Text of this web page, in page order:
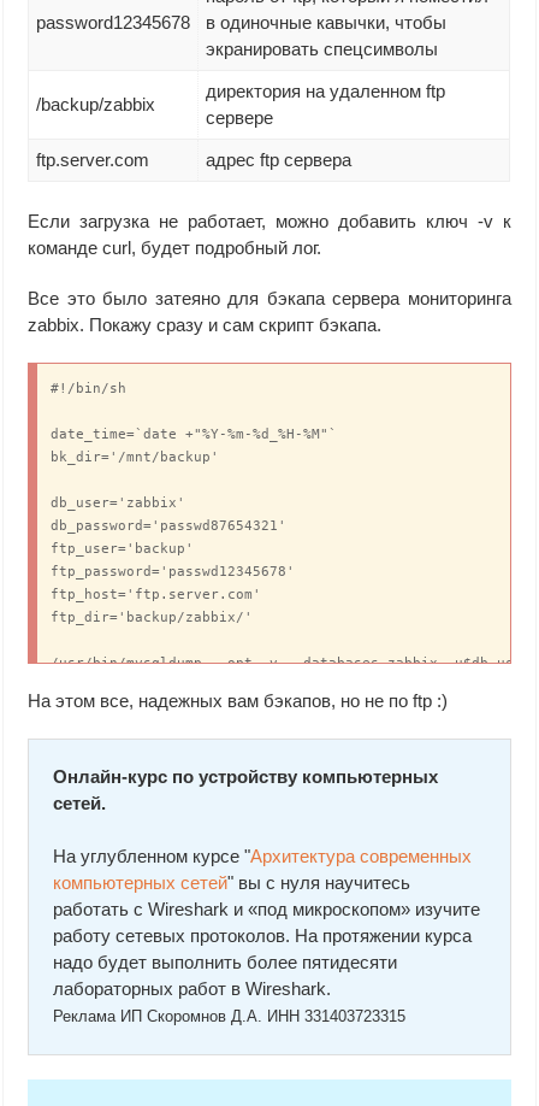
password12345678
в одиночные кавычки, чтобы
экранировать спецсимволы
/backup/zabbix
директория на удаленном ftp
сервере
ftp.server.com адрес ftp сервера
Если загрузка не работает, можно добавить ключ -v к
команде curl, будет подробный лог.
Все это было затеяно для бэкапа сервера мониторинга
zabbix. Покажу сразу и сам скрипт бэкапа.
#!/bin/sh
date_time=`date +"%Y-%m-%d_%H-%M"`
bk_dir='/mnt/backup'
db_user='zabbix'
db_password='passwd87654321'
ftp_user='backup'
ftp_password='passwd12345678'
ftp_host='ftp.server.com'
ftp_dir='backup/zabbix/'
/usr/bin/mysqldump --opt -v --databases zabbix -
/usr/bin/tar -czvf $bk_dir/zabbix_web_$date_time.tar.gz /
/usr/bin/curl --upload-file "$bk_dir/
/usr/bin/curl --upload-file "$bk_dir/
На этом все, надежных вам бэкапов, но не по ftp :)
Онлайн-курс по устройству компьютерных
сетей.
На углубленном курсе "Архитектура современных
компьютерных сетей" вы с нуля научитесь
работать с Wireshark и «под микроскопом» изучите
работу сетевых протоколов. На протяжении курса
надо будет выполнить более пятидесяти
лабораторных работ в Wireshark.
Реклама ИП Скоромнов Д.А. ИНН 331403723315